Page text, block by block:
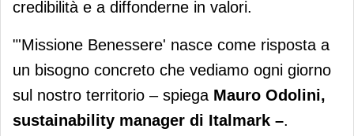
credibilità e a diffonderne in valori.
"'Missione Benessere' nasce come risposta a
un bisogno concreto che vediamo ogni giorno
sul nostro territorio – spiega Mauro Odolini,
sustainability manager di Italmark –.